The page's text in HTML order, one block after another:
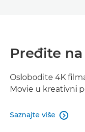
Pređite
Oslobodite 4K
Movie u kreativni
Saznajte više 